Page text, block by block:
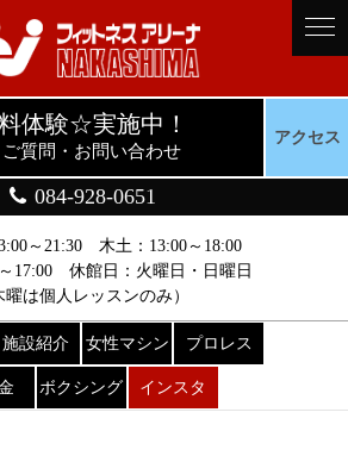
～21:30 木土：13:00～18:00
17:00 休館日：火曜日・日曜日
曜は個人レッスンのみ）
084-928-0651
体験☆実施中！
ご質問・お問い合わせ
アクセス
施設紹介 女性マシン プロレス
ボクシング インスタ